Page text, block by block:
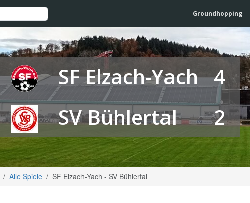
Groundhopping
SF Elzach-Yach 4
SV Bühlertal
2
Alle Spiele SF Elzach-Yach - SV Bühlertal